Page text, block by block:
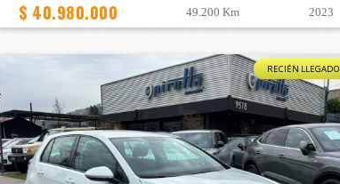
$ 40.980.000 49.200 Km 2023
RECIÉN LLEGADO